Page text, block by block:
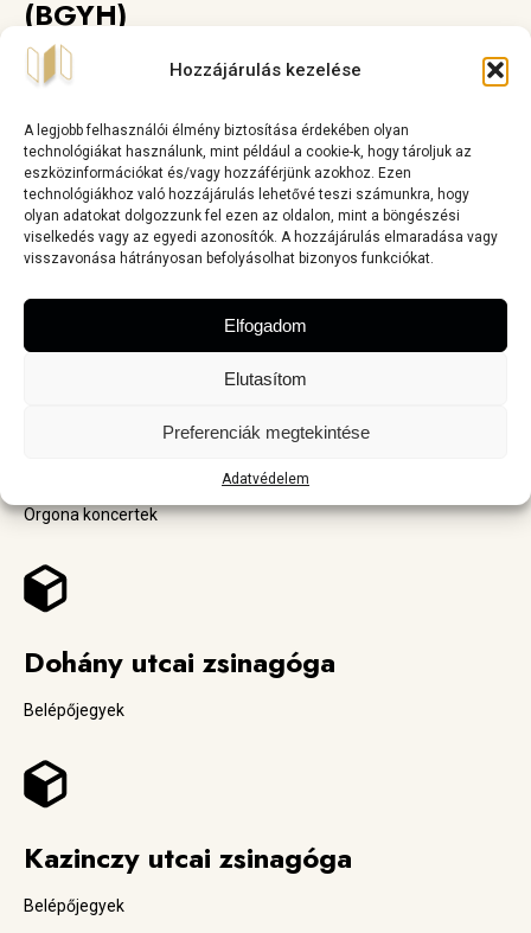
Hozzájárulás kezelése
A legjobb felhasználói élmény biztosítása érdekében olyan
technológiákat használunk, mint például a cookie-k, hogy tároljuk az
eszközinformációkat és/vagy hozzáférjünk azokhoz. Ezen
technológiákhoz való hozzájárulás lehetővé teszi számunkra, hogy
olyan adatokat dolgozzunk fel ezen az oldalon, mint a böngészési
viselkedés vagy az egyedi azonosítók. A hozzájárulás elmaradása vagy
visszavonása hátrányosan befolyásolhat bizonyos funkciókat.
Elfogadom
Elutasítom
Preferenciák megtekintése
Adatvédelem
(BGYH)
Széchenyi Gyógyfürdő és Uszoda
Szt. Gellért Gyógyfürdő és Uszoda (felújítás alatt zárva)
Palatinus Gyógy-, Strand- és Hullámfürdő
Szent Lukács Gyógyfürdő
Pesterzsébeti Jódos-Sós Gyógy- és Strandfürdő
Paskál Gyógy- és Strandfürdő
Csillaghegyi Árpád Forrásfürdő és Székely Éva Uszoda
Orgona koncertek
Dohány utcai zsinagóga
Belépőjegyek
Kazinczy utcai zsinagóga
Belépőjegyek